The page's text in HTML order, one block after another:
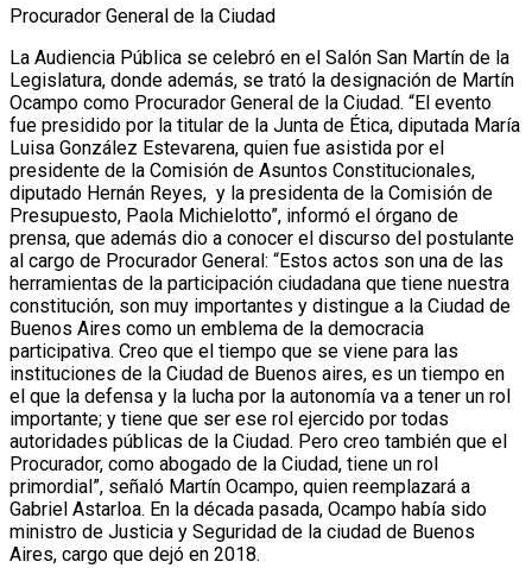
Procurador General de la Ciudad
La Audiencia Pública se celebró en el Salón San Martín de la
Legislatura, donde además, se trató la designación de Martín
Ocampo como Procurador General de la Ciudad. “El evento
fue presidido por la titular de la Junta de Ética, diputada María
Luisa González Estevarena, quien fue asistida por el
presidente de la Comisión de Asuntos Constitucionales,
diputado Hernán Reyes, y la presidenta de la Comisión de
Presupuesto, Paola Michielotto”, informó el órgano de
prensa, que además dio a conocer el discurso del postulante
al cargo de Procurador General: “Estos actos son una de las
herramientas de la participación ciudadana que tiene nuestra
constitución, son muy importantes y distingue a la Ciudad de
Buenos Aires como un emblema de la democracia
participativa. Creo que el tiempo que se viene para las
instituciones de la Ciudad de Buenos aires, es un tiempo en
el que la defensa y la lucha por la autonomía va a tener un rol
importante; y tiene que ser ese rol ejercido por todas
autoridades públicas de la Ciudad. Pero creo también que el
Procurador, como abogado de la Ciudad, tiene un rol
primordial”, señaló Martín Ocampo, quien reemplazará a
Gabriel Astarloa. En la década pasada, Ocampo había sido
ministro de Justicia y Seguridad de la ciudad de Buenos
Aires, cargo que dejó en 2018.